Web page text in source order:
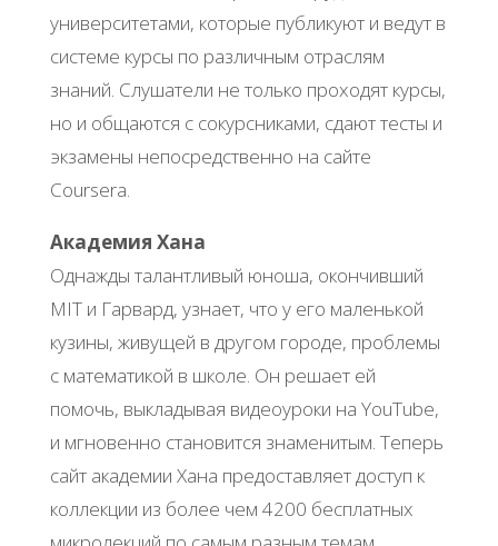
университетами, которые публикуют и ведут в
системе курсы по различным отраслям
знаний. Слушатели не только проходят курсы,
но и общаются с сокурсниками, сдают тесты и
экзамены непосредственно на сайте
Coursera.
Академия Хана
Однажды талантливый юноша, окончивший
MIT и Гарвард, узнает, что у его маленькой
кузины, живущей в другом городе, проблемы
с математикой в школе. Он решает ей
помочь, выкладывая видеоуроки на YouTube,
и мгновенно становится знаменитым. Теперь
сайт академии Хана предоставляет доступ к
коллекции из более чем 4200 бесплатных